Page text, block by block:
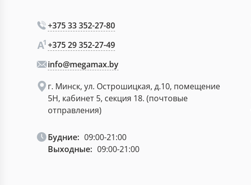
+375 33 352-27-80
+375 29 352-27-49
info@megamax.by
г. Минск, ул. Острошицкая, д.10, помещение
5Н, кабинет 5, секция 18. (почтовые
отправления)
Будние: 09:00-21:00
Выходные: 09:00-21:00